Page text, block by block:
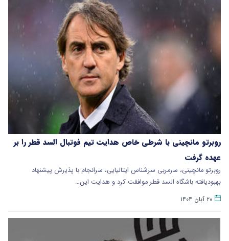
روبرتو مانچینی با شرطی خاص هدایت تیم فوتبال السد قطر را بر
عهده گرفت
روبرتو مانچینی، سرمربی سرشناس ایتالیایی، سرانجام با پذیرش پیشنهاد
بهبودیافته باشگاه السد قطر موافقت کرد و هدایت این…
۲۰ آبان ۱۴۰۴